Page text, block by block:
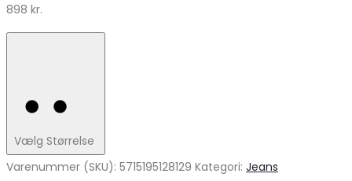
898 kr.
Vælg Størrelse
Varenummer (SKU): 5715195128129 Kategori: Jeans